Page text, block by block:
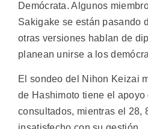
Demócrata. Algunos
Sakigake se están pasando
otras versiones hablan de
planean unirse a los
El sondeo del Nihon Keizai
de Hashimoto tiene el
consultados, mientras el 28,